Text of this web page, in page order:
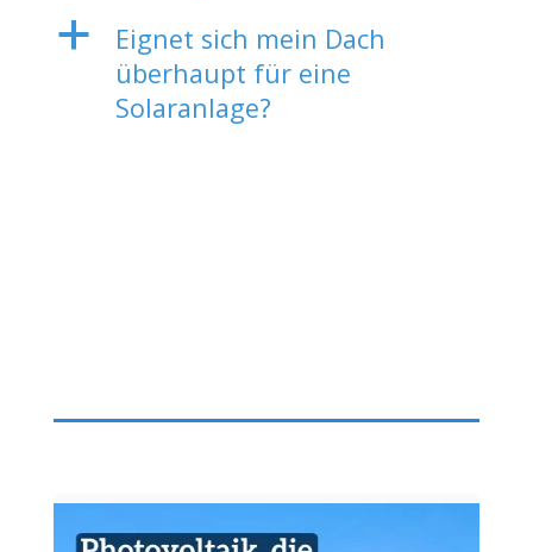
a
Eignet sich mein Dach
überhaupt für eine
Solaranlage?